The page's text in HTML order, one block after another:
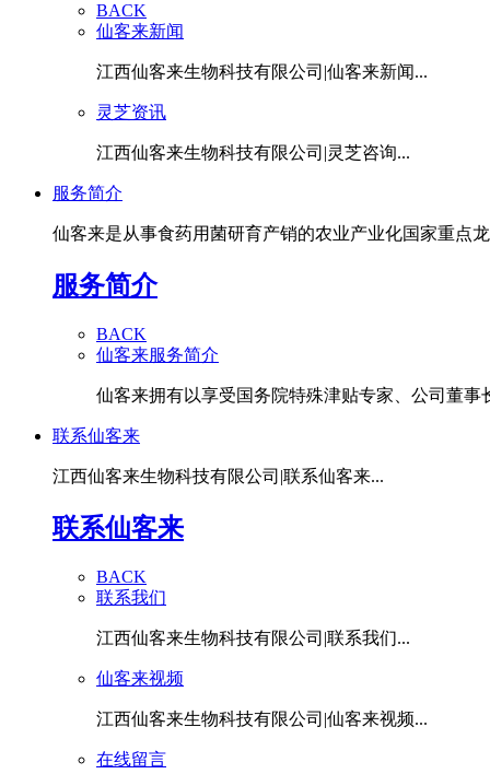
BACK
仙客来新闻
江西仙客来生物科技有限公司|仙客来新闻...
灵芝资讯
江西仙客来生物科技有限公司|灵芝咨询...
服务简介
仙客来是从事食药用菌研育产销的农业产业化国家重点
服务简介
BACK
仙客来服务简介
仙客来拥有以享受国务院特殊津贴专家、公司董事
联系仙客来
江西仙客来生物科技有限公司|联系仙客来...
联系仙客来
BACK
联系我们
江西仙客来生物科技有限公司|联系我们...
仙客来视频
江西仙客来生物科技有限公司|仙客来视频...
在线留言